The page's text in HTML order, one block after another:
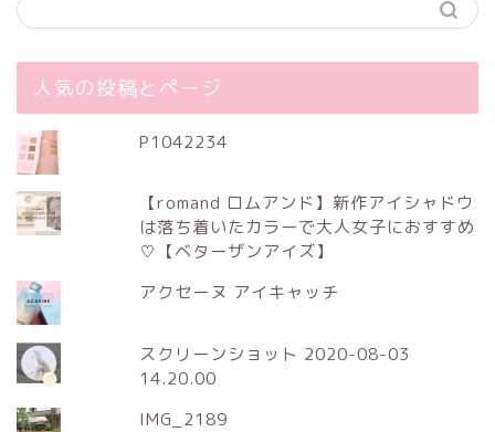
人気の投稿とページ
P1042234
【romand ロムアンド】新作アイシャドウ
は落ち着いたカラーで大人女子におすすめ
♡【ベターザンアイズ】
アクセーヌ アイキャッチ
スクリーンショット 2020-08-03
14.20.00
IMG_2189